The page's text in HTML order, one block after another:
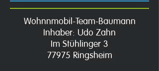
Wohnnmobil-Team-Baumann
Inhaber: Udo Zahn
Im Stühlinger 3
77975 Ringsheim